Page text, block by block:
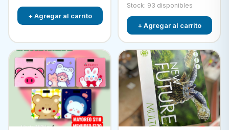
+ Agregar al carrito
Stock: 93 disponibles
+ Agregar al carrito